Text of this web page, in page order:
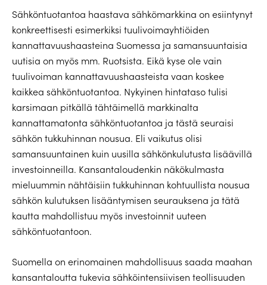
Sähköntuotantoa haastava sähkömarkkina on esiintynyt
konkreettisesti esimerkiksi tuulivoimayhtiöiden
kannattavuushaasteina Suomessa ja samansuuntaisia
uutisia on myös mm. Ruotsista. Eikä kyse ole vain
tuulivoiman kannattavuushaasteista vaan koskee
kaikkea sähköntuotantoa. Nykyinen hintataso tulisi
karsimaan pitkällä tähtäimellä markkinalta
kannattamatonta sähköntuotantoa ja tästä seuraisi
sähkön tukkuhinnan nousua. Eli vaikutus olisi
samansuuntainen kuin uusilla sähkönkulutusta lisäävillä
investoinneilla. Kansantaloudenkin näkökulmasta
mieluummin nähtäisiin tukkuhinnan kohtuullista nousua
sähkön kulutuksen lisääntymisen seurauksena ja tätä
kautta mahdollistuu myös investoinnit uuteen
sähköntuotantoon.
Suomella on erinomainen mahdollisuus saada maahan
kansantaloutta tukevia sähköintensiivisen teollisuuden